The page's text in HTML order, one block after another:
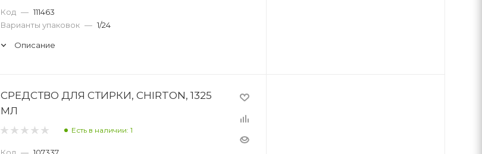
Код — 111463
Варианты упаковок — 1/24
Описание
СРЕДСТВО ДЛЯ СТИРКИ, CHIRTON, 1325
МЛ
Есть в наличии: 1
Код — 107337